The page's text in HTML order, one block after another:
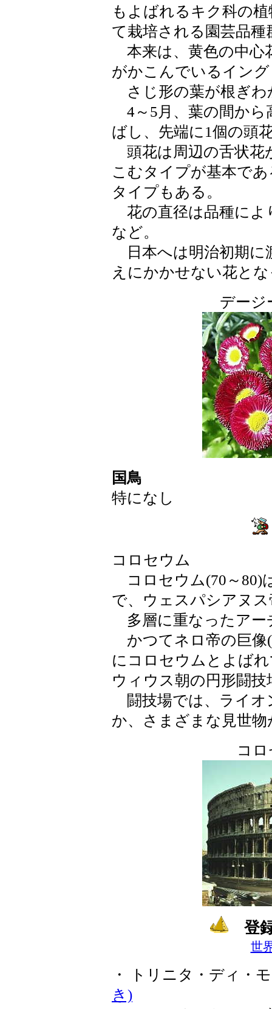
もよばれるキク科の
て栽培される園芸品種
本来は、黄色の中心
がかこんでいるイン
さじ形の葉が根ぎわ
4～5月、葉の間から
ばし、先端に1個の頭
頭花は周辺の舌状花
こむタイプが基本で
タイプもある。
花の直径は品種によ
など。
日本へは明治初期に
えにかかせない花と
デー
国鳥
特になし
コロセウム
コロセウム(70～80)
で、ウェスパシアヌ
多層に重なったアー
かつてネロ帝の巨像
にコロセウムとよば
ウィウス朝の円形闘
闘技場では、ライオ
か、さまざまな見世
コ
登
世
・ トリニタ・ディ
き)